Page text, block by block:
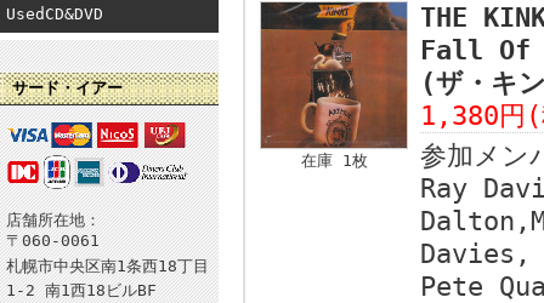
UsedCD&DVD
サード・イアー
店舗所在地：
〒060-0061
札幌市中央区南1条西18丁目
1-2 南1西18ビルBF
在庫 1枚
THE
Fall Of
(ザ・キ
1,380円
参加メン
Ray
Davies,
Pete